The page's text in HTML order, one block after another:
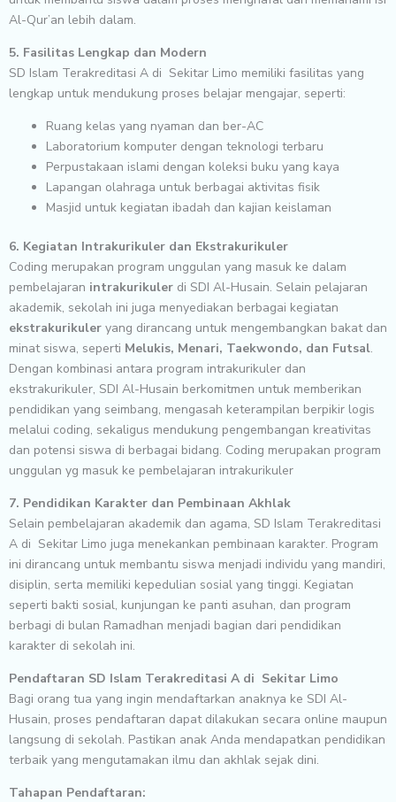
Al-Qur’an lebih dalam.
5. Fasilitas Lengkap dan Modern
SD Islam Terakreditasi A di Sekitar Limo memiliki fasilitas yang
lengkap untuk mendukung proses belajar mengajar, seperti:
Ruang kelas yang nyaman dan ber-AC
Laboratorium komputer dengan teknologi terbaru
Perpustakaan islami dengan koleksi buku yang kaya
Lapangan olahraga untuk berbagai aktivitas fisik
Masjid untuk kegiatan ibadah dan kajian keislaman
6. Kegiatan Intrakurikuler dan Ekstrakurikuler
Coding merupakan program unggulan yang masuk ke dalam
pembelajaran intrakurikuler di SDI Al-Husain. Selain pelajaran
akademik, sekolah ini juga menyediakan berbagai kegiatan
ekstrakurikuler yang dirancang untuk mengembangkan bakat dan
minat siswa, seperti Melukis, Menari, Taekwondo, dan Futsal.
Dengan kombinasi antara program intrakurikuler dan
ekstrakurikuler, SDI Al-Husain berkomitmen untuk memberikan
pendidikan yang seimbang, mengasah keterampilan berpikir logis
melalui coding, sekaligus mendukung pengembangan kreativitas
dan potensi siswa di berbagai bidang. Coding merupakan program
unggulan yg masuk ke pembelajaran intrakurikuler
7. Pendidikan Karakter dan Pembinaan Akhlak
Selain pembelajaran akademik dan agama, SD Islam Terakreditasi
A di Sekitar Limo juga menekankan pembinaan karakter. Program
ini dirancang untuk membantu siswa menjadi individu yang mandiri,
disiplin, serta memiliki kepedulian sosial yang tinggi. Kegiatan
seperti bakti sosial, kunjungan ke panti asuhan, dan program
berbagi di bulan Ramadhan menjadi bagian dari pendidikan
karakter di sekolah ini.
Pendaftaran SD Islam Terakreditasi A di Sekitar Limo
Bagi orang tua yang ingin mendaftarkan anaknya ke SDI Al-
Husain, proses pendaftaran dapat dilakukan secara online maupun
langsung di sekolah. Pastikan anak Anda mendapatkan pendidikan
terbaik yang mengutamakan ilmu dan akhlak sejak dini.
Tahapan Pendaftaran: